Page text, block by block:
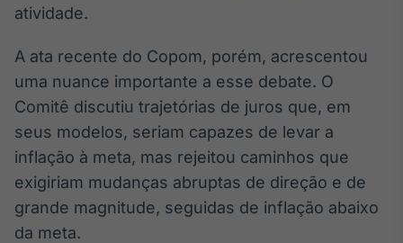
Componentes
para conteúdos e
funcionalidades
Broadcast
Wallboard
Conteúdos e
dados para
displays e telas
atividade.
A ata recente do Copom, porém, acrescentou
uma nuance importante a esse debate. O
Comitê discutiu trajetórias de juros que, em
seus modelos, seriam capazes de levar a
inflação à meta, mas rejeitou caminhos que
exigiriam mudanças abruptas de direção e de
grande magnitude, seguidas de inflação abaixo
da meta.